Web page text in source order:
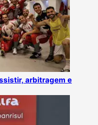
arbitragem e